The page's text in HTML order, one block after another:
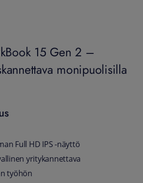
15 Gen 2 –
monipuolisilla
Full HD IPS -näyttö
yritykannettava
työhön